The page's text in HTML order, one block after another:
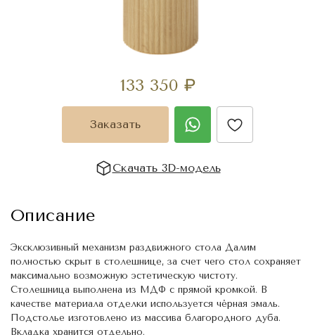
133 350 ₽
Заказать
Скачать 3D-модель
Описание
Эксклюзивный механизм раздвижного стола Далим
полностью скрыт в столешнице, за счет чего стол сохраняет
максимально возможную эстетическую чистоту.
Столешница выполнена из МДФ с прямой кромкой. В
качестве материала отделки используется чёрная эмаль.
Подстолье изготовлено из массива благородного дуба.
Вкладка хранится отдельно.